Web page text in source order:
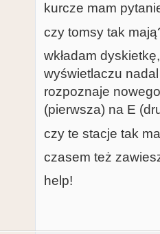
kurcze mam
czy tomsy tak
wkładam
wyświetlaczu
rozpoznaje
(pierwsza) na E
czy te stacje tak
czasem też
help!